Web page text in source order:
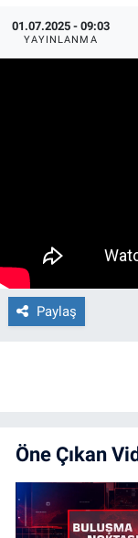
01.07.2025 - 09:03
YAYINLANMA
Paylaş
Öne Çıkan